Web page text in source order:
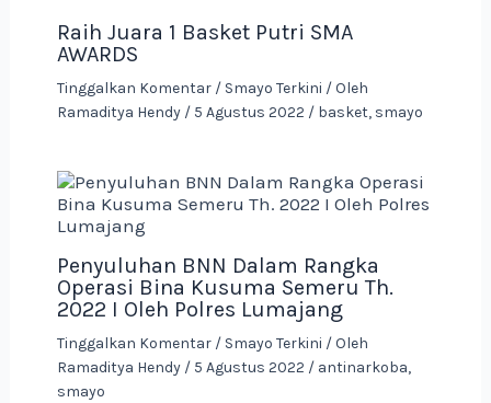
Raih Juara 1 Basket Putri SMA
AWARDS
Tinggalkan Komentar / Smayo Terkini / Oleh
Ramaditya Hendy / 5 Agustus 2022 / basket, smayo
Penyuluhan BNN Dalam Rangka
Operasi Bina Kusuma Semeru Th.
2022 I Oleh Polres Lumajang
Tinggalkan Komentar / Smayo Terkini / Oleh
Ramaditya Hendy / 5 Agustus 2022 / antinarkoba,
smayo